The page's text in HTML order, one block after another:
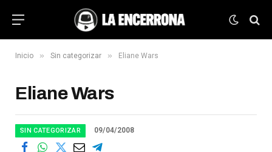
Inicio » Sin categorizar » Eliane Wars
Eliane Wars
SIN CATEGORIZAR 09/04/2008